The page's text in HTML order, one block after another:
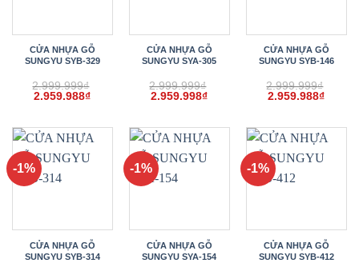
CỬA NHỰA GỖ
SUNGYU SYB-329
2.999.999₫
Giá
2.999.999₫.
2.959.988₫Giá
là:
2.959.988₫.
CỬA NHỰA GỖ
SUNGYU SYA-305
2.999.999₫
Giá
2.999.999₫.
2.959.998₫Giá
là:
2.959.998₫.
CỬA NHỰA GỖ
SUNGYU SYB-146
2.999.999₫
Giá
2.999.999₫.
2.959.988₫Giá
là:
-1%
CỬA NHỰA GỖ
SUNGYU SYB-314
-1%
CỬA NHỰA GỖ
SUNGYU SYA-154
-1%
CỬA NHỰA GỖ
SUNGYU SYB-412